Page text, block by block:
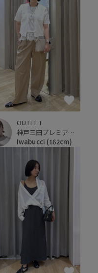
OUTLET
神戸三田プレミアム・アウトレット
Iwabucci (162cm)